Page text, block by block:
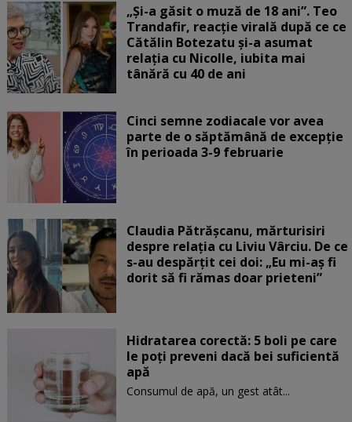
„Și-a găsit o muză de 18 ani”. Teo
Trandafir, reacție virală după ce ce
Cătălin Botezatu și-a asumat
relația cu Nicolle, iubita mai
tânără cu 40 de ani
Cinci semne zodiacale vor avea
parte de o săptămână de excepție
în perioada 3-9 februarie
Claudia Pătrășcanu, mărturisiri
despre relația cu Liviu Vârciu. De ce
s-au despărțit cei doi: „Eu mi-aș fi
dorit să fi rămas doar prieteni”
Hidratarea corectă: 5 boli pe care
le poți preveni dacă bei suficientă
apă
Consumul de apă, un gest atât...